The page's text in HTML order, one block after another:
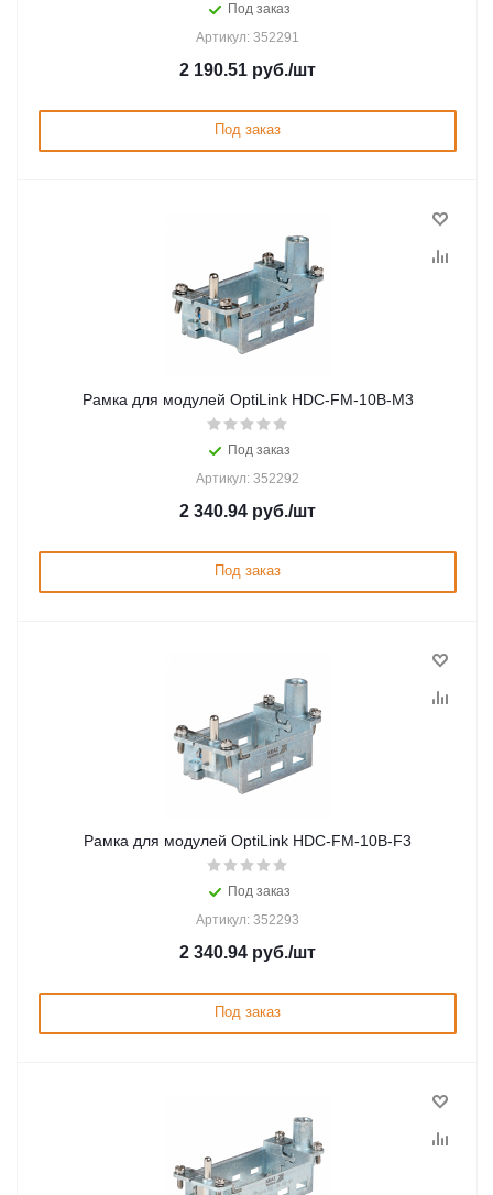
Под заказ
Артикул: 352291
2 190.51 руб./шт
Под заказ
Рамка для модулей OptiLink HDC-FM-10B-M3
Под заказ
Артикул: 352292
2 340.94 руб./шт
Под заказ
Рамка для модулей OptiLink HDC-FM-10B-F3
Под заказ
Артикул: 352293
2 340.94 руб./шт
Под заказ